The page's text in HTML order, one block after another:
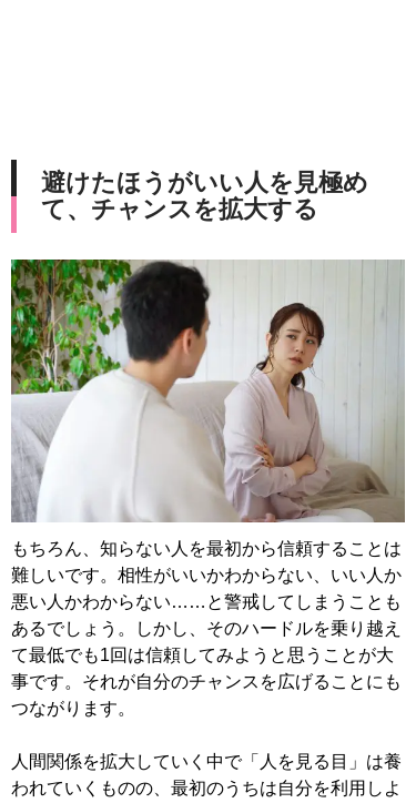
避けたほうがいい人を見極め
て、チャンスを拡大する
もちろん、知らない人を最初から信頼することは
難しいです。相性がいいかわからない、いい人か
悪い人かわからない……と警戒してしまうことも
あるでしょう。しかし、そのハードルを乗り越え
て最低でも1回は信頼してみようと思うことが大
事です。それが自分のチャンスを広げることにも
つながります。
人間関係を拡大していく中で「人を見る目」は養
われていくものの、最初のうちは自分を利用しよ